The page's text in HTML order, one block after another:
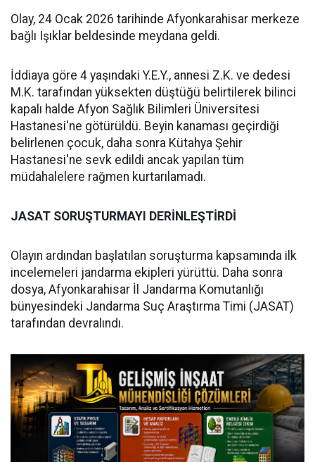
Olay, 24 Ocak 2026 tarihinde Afyonkarahisar merkeze
bağlı Işıklar beldesinde meydana geldi.
İddiaya göre 4 yaşındaki Y.E.Y., annesi Z.K. ve dedesi
M.K. tarafından yüksekten düştüğü belirtilerek bilinci
kapalı halde Afyon Sağlık Bilimleri Üniversitesi
Hastanesi'ne götürüldü. Beyin kanaması geçirdiği
belirlenen çocuk, daha sonra Kütahya Şehir
Hastanesi'ne sevk edildi ancak yapılan tüm
müdahalelere rağmen kurtarılamadı.
JASAT SORUŞTURMAYI DERİNLEŞTİRDİ
Olayın ardından başlatılan soruşturma kapsamında ilk
incelemeleri jandarma ekipleri yürüttü. Daha sonra
dosya, Afyonkarahisar İl Jandarma Komutanlığı
bünyesindeki Jandarma Suç Araştırma Timi (JASAT)
tarafından devralındı.